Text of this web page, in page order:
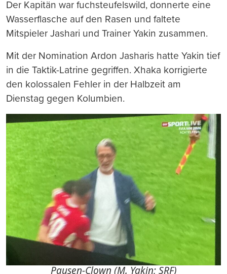
Der Kapitän war fuchsteufelswild, donnerte eine
Wasserflasche auf den Rasen und faltete
Mitspieler Jashari und Trainer Yakin zusammen.
Mit der Nomination Ardon Jasharis hatte Yakin tief
in die Taktik-Latrine gegriffen. Xhaka korrigierte
den kolossalen Fehler in der Halbzeit am
Dienstag gegen Kolumbien.
Pausen-Clown (M. Yakin; SRF)